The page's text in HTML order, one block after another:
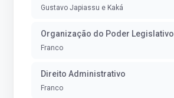
Gustavo Japiassu e Kaká
Organização do Poder Legislativo
Franco
Direito Administrativo
Franco